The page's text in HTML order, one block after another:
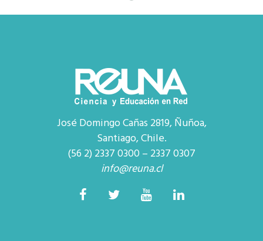
José Domingo Cañas 2819, Ñuñoa,
Santiago, Chile.
(56 2) 2337 0300 – 2337 0307
info@reuna.cl